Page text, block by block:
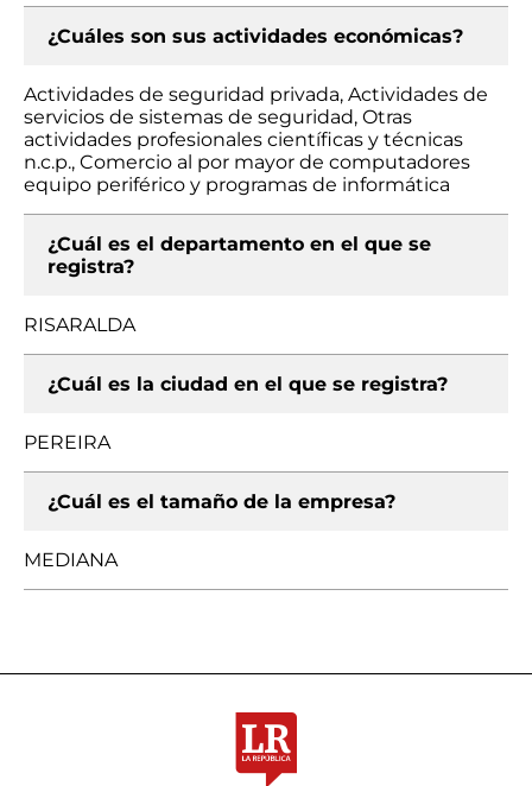
¿Cuáles son sus actividades económicas?
Actividades de seguridad privada, Actividades de
servicios de sistemas de seguridad, Otras
actividades profesionales científicas y técnicas
n.c.p., Comercio al por mayor de computadores
equipo periférico y programas de informática
¿Cuál es el departamento en el que se
registra?
RISARALDA
¿Cuál es la ciudad en el que se registra?
PEREIRA
¿Cuál es el tamaño de la empresa?
MEDIANA